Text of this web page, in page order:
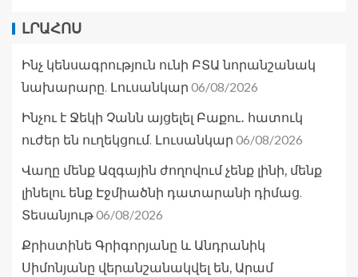
ԼՐԱՀՈՍ
Ինչ կենսագրություն ունի ԲՏԱ նորանշանակ
նախարարը. Լուսանկար 06/08/2026
Ինչու է Ջեկի Չանն այցելել Բաքու․ հատուկ
ուժեր են ուղեկցում. Լուսանկար 06/08/2026
Վաղը մենք Ազգային ժողովում չենք լինի, մենք
լինելու ենք Էջմիածնի դատարանի դիմաց.
Տեսանյութ06/08/2026
Քրիստինե Գրիգորյանը և Անդրանիկ
Սիմոնյանը վերանշանակվել են, Արամ